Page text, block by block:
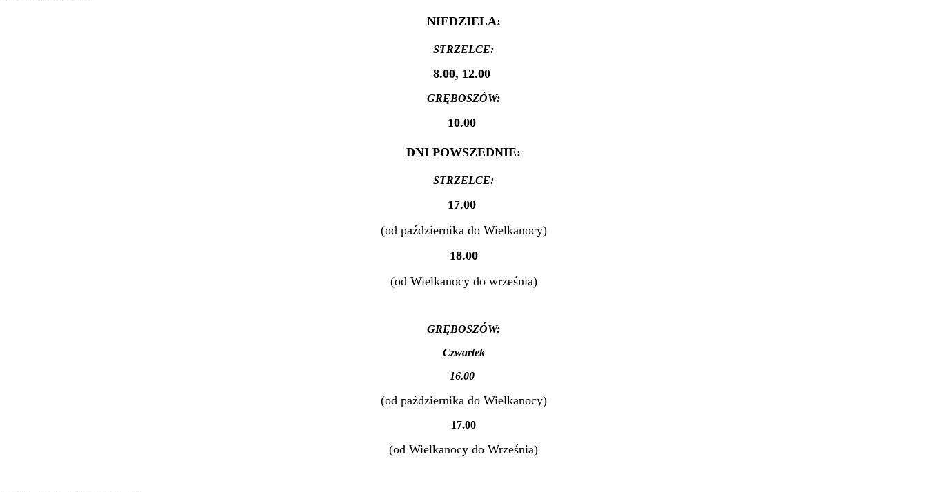
NIEDZIELA:
STRZELCE:
8.00, 12.00
GRĘBOSZÓW:
10.00
DNI POWSZEDNIE:
STRZELCE:
17.00
(od października do Wielkanocy)
18.00
(od Wielkanocy do września)
GRĘBOSZÓW:
Czwartek
16.00
(od października do Wielkanocy)
17.00
(od Wielkanocy do Września)